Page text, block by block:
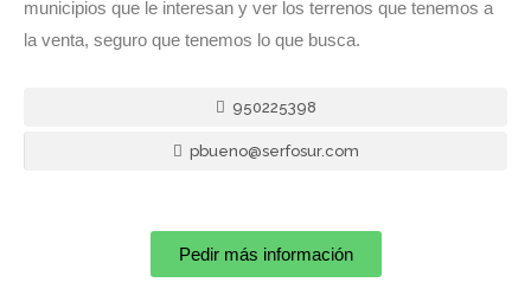
municipios que le interesan y ver los terrenos que tenemos a
la venta, seguro que tenemos lo que busca.
950225398
pbueno@serfosur.com
Pedir más información